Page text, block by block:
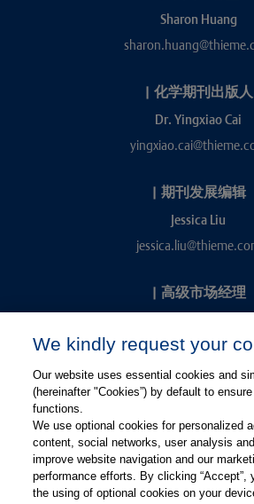
Sharon Huang
| 化学期刊出版人
Dr. Yingxiao Cai
| 期刊发展编辑
Jessica Liu
| 高级市场经理
关注
关注微信
We kindly request your
Our website uses essential cookies and
(hereinafter "Cookies”) by default to
functions.
We use optional cookies for personalized
content, social networks, user analysis
improve website navigation and our
performance efforts. By clicking “Accept”,
the using of optional cookies on your